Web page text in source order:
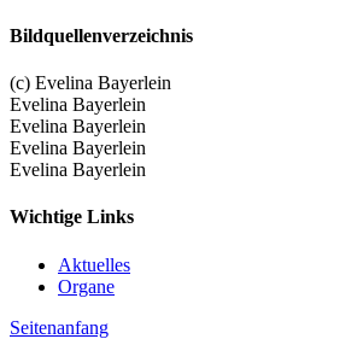
Bildquellenverzeichnis
(c) Evelina Bayerlein
Evelina Bayerlein
Evelina Bayerlein
Evelina Bayerlein
Evelina Bayerlein
Wichtige Links
Aktuelles
Organe
Seitenanfang